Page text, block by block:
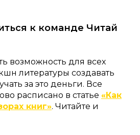
к команде Читай
возможность для всех
литературы создавать
за это деньги. Все
расписано в статье «Как
книг». Читайте и